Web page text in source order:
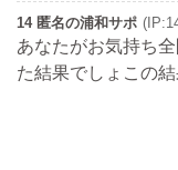
14 匿名の浦和サポ
あなたがお気持ち
た結果でしょこの結